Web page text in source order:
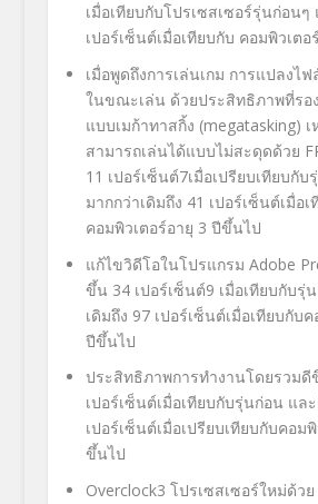
เมื่อเทียบกับโปรเซสเซอร์รุ่นก่อน
เปอร์เซ็นต์เมื่อเทียบกับ คอมพิวเต
เมื่อพูดถึงการเล่นเกม การแปลงไ
ในขณะเล่น ด้วยประสิทธิภาพที่รอ
แบบเมก้าทาสกิ้ง (megatasking) เ
สามารถเล่นได้แบบไม่สะดุดด้วย
11 เปอร์เซ็นต์7เมื่อเปรียบเทียบกั
มากกว่าเดิมถึง 41 เปอร์เซ็นต์เมื่อเ
คอมพิวเตอร์อายุ 3 ปีขึ้นไป
แก้ไขวิดีโอในโปรแกรม Adobe
ขึ้น 34 เปอร์เซ็นต์9 เมื่อเทียบกับรุ่
เดิมถึง 97 เปอร์เซ็นต์เมื่อเทียบกับ
ปีขึ้นไป
ประสิทธิภาพการทำงานโดยรวมดี
เปอร์เซ็นต์เมื่อเทียบกับรุ่นก่อน แล
เปอร์เซ็นต์เมื่อเปรียบเทียบกับคอม
ขึ้นไป
Overclock3 โปรเซสเซอร์ใหม่ด้ว